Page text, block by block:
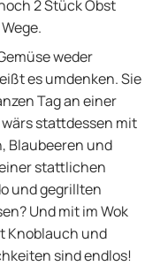
2 Stück Obst
weder
es umdenken. Sie
Tag an einer
stattdessen mit
Blaubeeren und
stattlichen
und gegrillten
Und mit im Wok
Knoblauch und
sind endlos!